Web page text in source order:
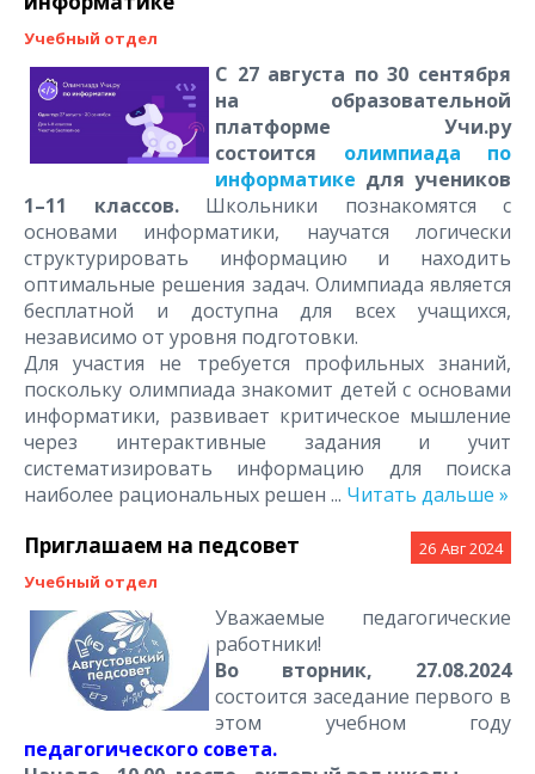
Учебный отдел
С 27 августа по 30 сентября
на образовательной
платформе Учи.ру
состоится олимпиада по
информатике для учеников
1–11 классов. Школьники познакомятся с
основами информатики, научатся логически
структурировать информацию и находить
оптимальные решения задач. Олимпиада является
бесплатной и доступна для всех учащихся,
независимо от уровня подготовки.
Для участия не требуется профильных знаний,
поскольку олимпиада знакомит детей с основами
информатики, развивает критическое мышление
через интерактивные задания и учит
систематизировать информацию для поиска
наиболее рациональных решен ... Читать дальше »
26 Авг 2024
Приглашаем на педсовет
Учебный отдел
Уважаемые педагогические
работники!
Во вторник, 27.08.2024
состоится заседание первого в
этом учебном году
педагогического совета.